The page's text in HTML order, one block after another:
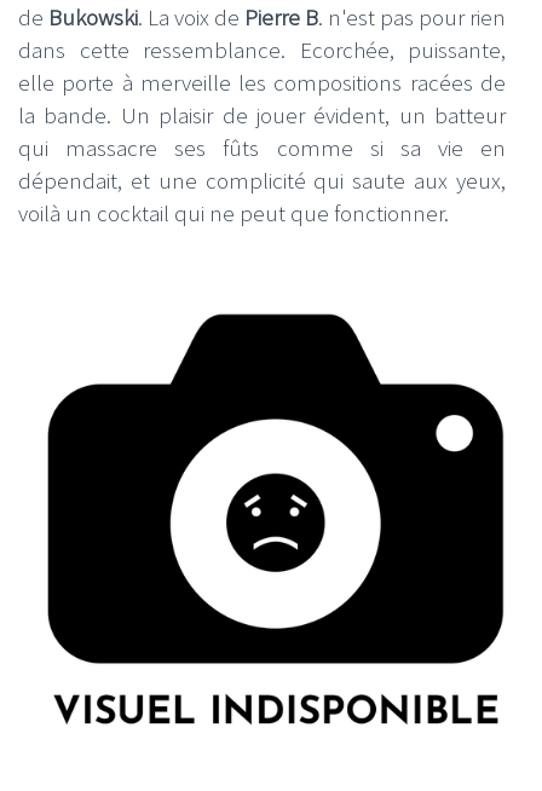
de Bukowski. La voix de Pierre B. n'est pas pour rien
dans cette ressemblance. Ecorchée, puissante,
elle porte à merveille les compositions racées de
la bande. Un plaisir de jouer évident, un batteur
qui massacre ses fûts comme si sa vie en
dépendait, et une complicité qui saute aux yeux,
voilà un cocktail qui ne peut que fonctionner.